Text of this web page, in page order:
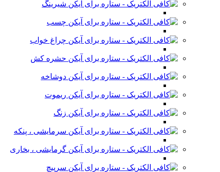
شیرینگ
چسب
چراغ خواب
حشره کش
دوشاخه
ریموت
زنگ
سرمایشی ، پنکه
گرمایشی ، بخاری
سرپیچ